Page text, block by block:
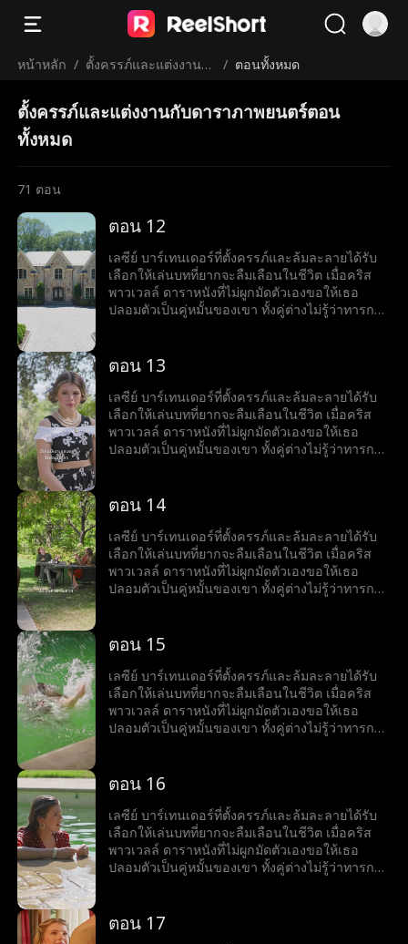
หน้าหลัก / ตั้งครรภ์และแต่งงานกั
/ ตอนทั้งหมด
ตั้งครรภ์และแต่งงานกับดาราภาพยนตร์ตอน
ทั้งหมด
71 ตอน
ตอน 12
เลซีย์ บาร์เทนเดอร์ที่ตั้งครรภ์และล้มละลายได้รับ
เลือกให้เล่นบทที่ยากจะลืมเลือนในชีวิต เมื่อคริส
พาวเวลล์ ดาราหนังที่ไม่ผูกมัดตัวเองขอให้เธอ
ปลอมตัวเป็นคู่หมั้นของเขา ทั้งคู่ต่างไม่รู้ว่าทารกที่
ตอน 13
เลซีย์ บาร์เทนเดอร์ที่ตั้งครรภ์และล้มละลายได้รับ
เลือกให้เล่นบทที่ยากจะลืมเลือนในชีวิต เมื่อคริส
พาวเวลล์ ดาราหนังที่ไม่ผูกมัดตัวเองขอให้เธอ
ปลอมตัวเป็นคู่หมั้นของเขา ทั้งคู่ต่างไม่รู้ว่าทารกที่
ตอน 14
เลซีย์ บาร์เทนเดอร์ที่ตั้งครรภ์และล้มละลายได้รับ
เลือกให้เล่นบทที่ยากจะลืมเลือนในชีวิต เมื่อคริส
พาวเวลล์ ดาราหนังที่ไม่ผูกมัดตัวเองขอให้เธอ
ปลอมตัวเป็นคู่หมั้นของเขา ทั้งคู่ต่างไม่รู้ว่าทารกที่
ตอน 15
เลซีย์ บาร์เทนเดอร์ที่ตั้งครรภ์และล้มละลายได้รับ
เลือกให้เล่นบทที่ยากจะลืมเลือนในชีวิต เมื่อคริส
พาวเวลล์ ดาราหนังที่ไม่ผูกมัดตัวเองขอให้เธอ
ปลอมตัวเป็นคู่หมั้นของเขา ทั้งคู่ต่างไม่รู้ว่าทารกที่
ตอน 16
เลซีย์ บาร์เทนเดอร์ที่ตั้งครรภ์และล้มละลายได้รับ
เลือกให้เล่นบทที่ยากจะลืมเลือนในชีวิต เมื่อคริส
พาวเวลล์ ดาราหนังที่ไม่ผูกมัดตัวเองขอให้เธอ
ปลอมตัวเป็นคู่หมั้นของเขา ทั้งคู่ต่างไม่รู้ว่าทารกที่
ตอน 17